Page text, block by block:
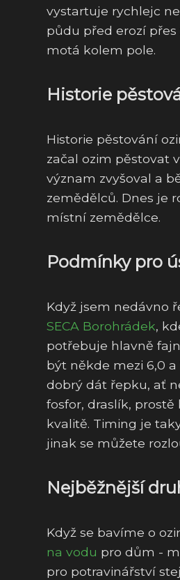
vystartuje rychlejc
půdu před erozí
motá kolem pole.
Historie
Historie pěstování
začal ozim pěstovat
význam zvyšoval a
zemědělců. Dnes je
místní zemědělce.
Podmínky pro
Když jsem nedávno
SECA Borohrádek,
potřebuje hlavně
být někde mezi 6,0
dobrý dát řepku, ať
fosfor, draslík,
kvalitě. Timing je
jinak se můžete
Nejběžnější
Když se bavíme o
na vodu pro dům -
pro potravinářství